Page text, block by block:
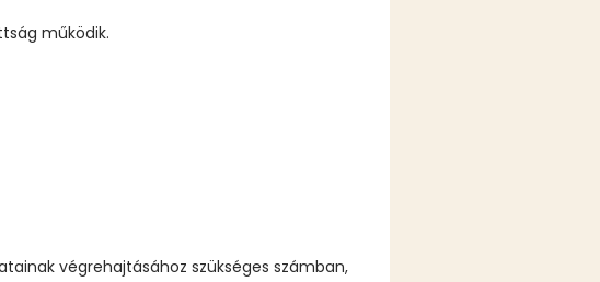
működik.
végrehajtásához szükséges számban,